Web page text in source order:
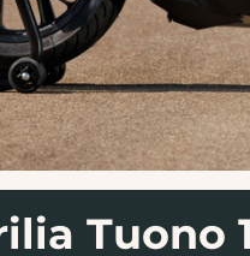
Tuono